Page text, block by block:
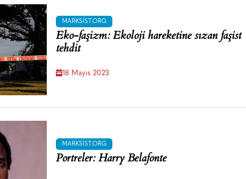
MARKSIST.ORG
Eko-faşizm: Ekoloji hareketine sızan faşist
tehdit
18 Mayıs 2023
MARKSIST.ORG
Portreler: Harry Belafonte